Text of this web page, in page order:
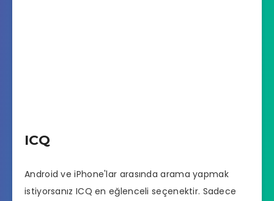
ICQ
Android ve iPhone'lar arasında arama yapmak
istiyorsanız ICQ en eğlenceli seçenektir. Sadece